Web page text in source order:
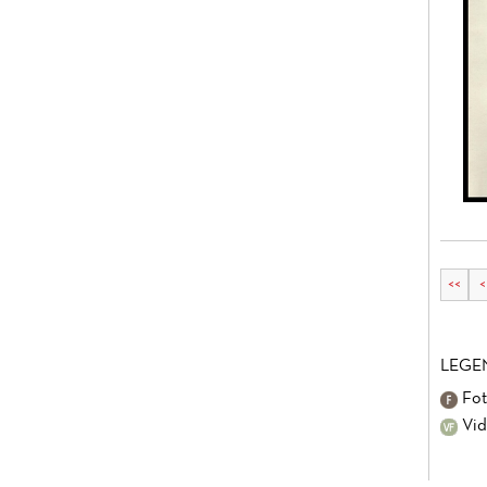
<< <